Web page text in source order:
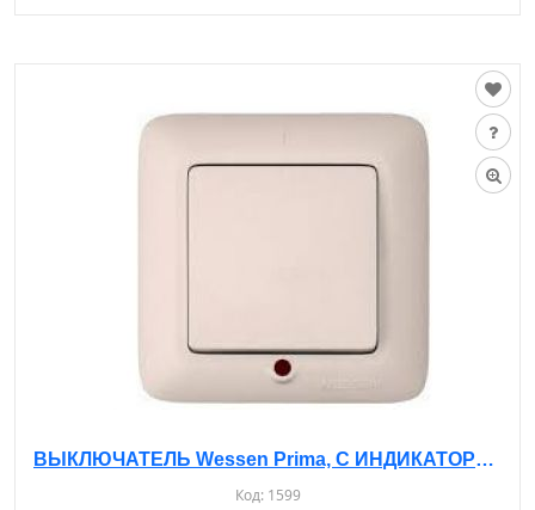
ВЫКЛЮЧАТЕЛЬ Wessen Prima, С ИНДИКАТОРОМ, С/У, 1-КЛ. БЕЖЕВЫЙ, S16-053
Код: 1599